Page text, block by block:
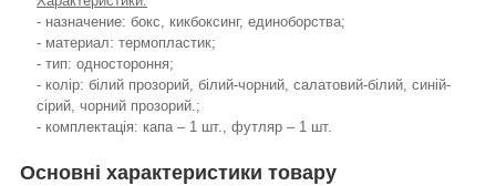
- назначение: бокс, кикбоксинг, единоборства;
- материал: термопластик;
- тип: одностороння;
- колір: білий прозорий, білий-чорний, салатовий-білий, синій-
сірий, чорний прозорий.;
- комплектація: капа – 1 шт., футляр – 1 шт.
Основні характеристики товару